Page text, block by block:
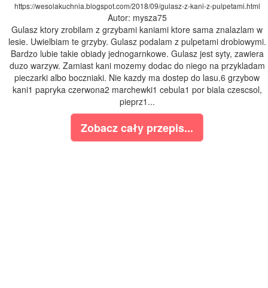
https://wesolakuchnia.blogspot.com/2018/09/gulasz-z-kani-z-pulpetami.html
Autor: mysza75
Gulasz ktory zrobilam z grzybami kaniami ktore sama znalazlam w
lesie. Uwielbiam te grzyby. Gulasz podalam z pulpetami drobiowymi.
Bardzo lubie takie obiady jednogarnkowe. Gulasz jest syty, zawiera
duzo warzyw. Zamiast kani mozemy dodac do niego na przykladam
pieczarki albo boczniaki. Nie kazdy ma dostep do lasu.6 grzybow
kani1 papryka czerwona2 marchewki1 cebula1 por biala czescsol,
pieprz1...
Zobacz cały przepis...